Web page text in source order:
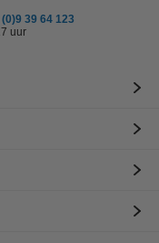
39 64 123
uur